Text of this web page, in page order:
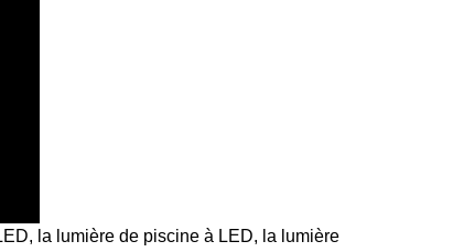
la lumière de piscine à LED, la lumière